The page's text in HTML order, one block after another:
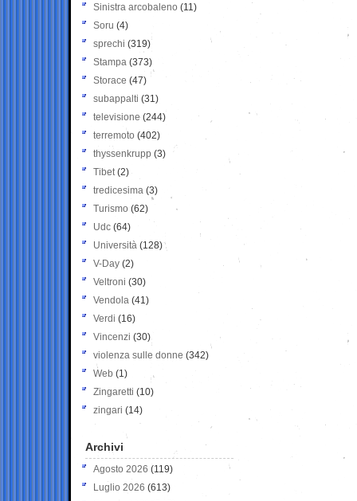
Sinistra arcobaleno (11)
Soru (4)
sprechi (319)
Stampa (373)
Storace (47)
subappalti (31)
televisione(244)
terremoto (402)
thyssenkrupp (3)
Tibet(2)
tredicesima (3)
Turismo (62)
Udc (64)
Università (128)
V-Day (2)
Veltroni (30)
Vendola (41)
Verdi (16)
Vincenzi (30)
violenza sulle donne (342)
Web (1)
Zingaretti (10)
zingari (14)
Archivi
Agosto 2026 (119)
Luglio 2026 (613)